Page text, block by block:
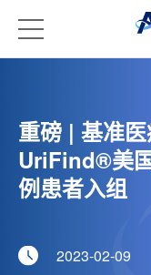
重磅 | 基准
UriFind®美
例患者入组
2023-02-09